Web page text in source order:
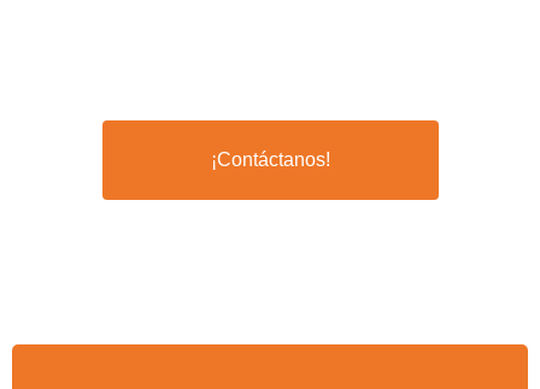
¡Contáctanos!